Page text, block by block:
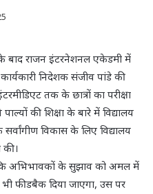
के बाद राजन इंटरनेशनल एकेडमी में
निदेशक संजीव पांडे की
तक के छात्रों का परीक्षा
की शिक्षा के बारे में विद्यालय
विकास के लिए विद्यालय
की।
अभिभावकों के सुझाव को अमल में
फीडबैक दिया जाएगा, उस पर